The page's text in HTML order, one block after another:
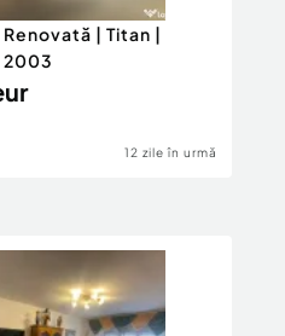
| Titan |
12 zile în urmă